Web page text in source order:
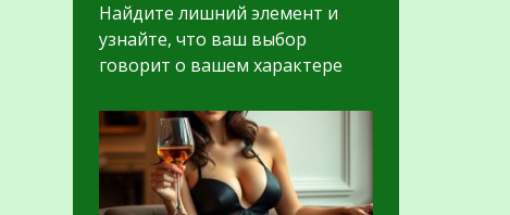
Найдите лишний элемент и
узнайте, что ваш выбор
говорит о вашем характере